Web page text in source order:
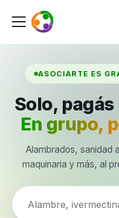
ASOCIARTE ES
Solo,
En grupo,
Alambrados, sanidad
maquinaria y más, al